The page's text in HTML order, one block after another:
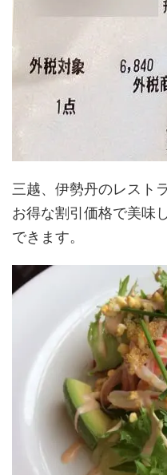
三越、伊勢丹のレスト
お得な割引価格で美味
できます。